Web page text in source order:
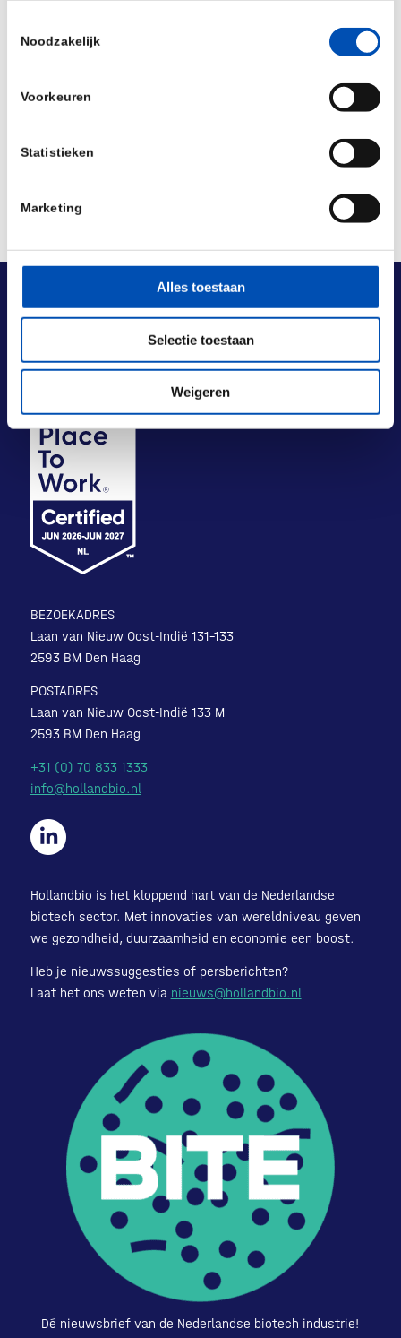
Noodzakelijk
Voorkeuren
Statistieken
Marketing
Alles toestaan
Selectie toestaan
Weigeren
Deel dit stuk
BEZOEKADRES
Laan van Nieuw Oost-Indië 131-133
2593 BM Den Haag
POSTADRES
Laan van Nieuw Oost-Indië 133 M
2593 BM Den Haag
+31 (0) 70 833 1333
info@hollandbio.nl
Hollandbio is het kloppend hart van de Nederlandse
biotech sector. Met innovaties van wereldniveau geven
we gezondheid, duurzaamheid en economie een boost.
Heb je nieuwssuggesties of persberichten?
Laat het ons weten via nieuws@hollandbio.nl
Dé nieuwsbrief van de Nederlandse biotech industrie!